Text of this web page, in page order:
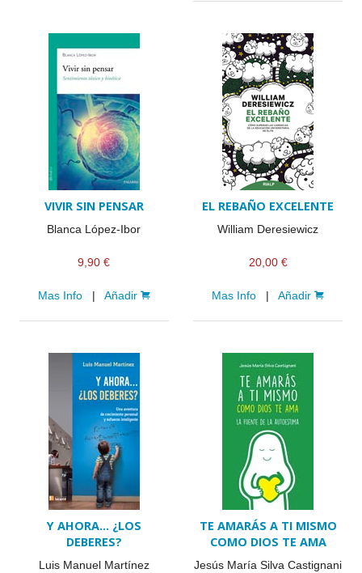
VIVIR SIN PENSAR
Blanca López-Ibor
9,90 €
Mas Info| Añadir
EL REBAÑO EXCELENTE
William Deresiewicz
20,00 €
Mas Info |Añadir
Y AHORA… ¿LOS
DEBERES?
Luis Manuel Martínez
TE AMARÁS A TI MISMO
COMO DIOS TE AMA
Jesús María Silva Castignani